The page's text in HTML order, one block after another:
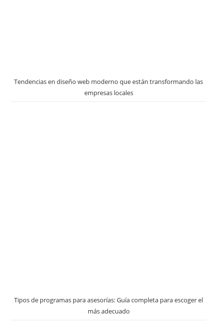
Tendencias en diseño web moderno que están transformando las
empresas locales
Tipos de programas para asesorías: Guía completa para escoger el
más adecuado